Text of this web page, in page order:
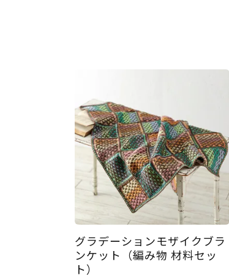
グラデーションモザイクブラ
ンケット（編み物 材料セッ
ト）